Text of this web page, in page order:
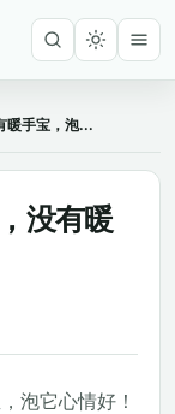
暖手宝，泡...
没有暖
泡它心情好！